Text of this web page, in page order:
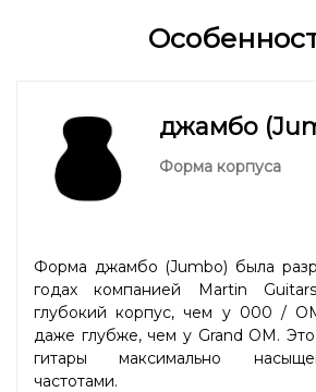
джамбо
Форма корпуса
Форма джамбо (Jumbo) была
годах компанией Martin
глубокий корпус, чем у 000 /
даже глубже, чем у Grand OM.
гитары максимально
частотами.